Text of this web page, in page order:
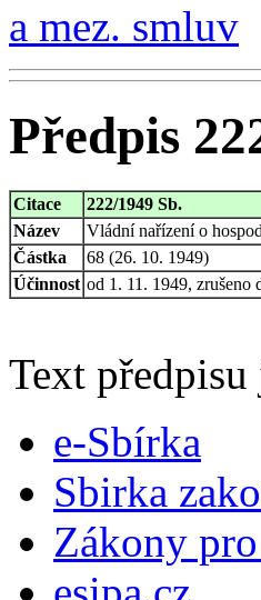
a mez. smluv
Předpis
Citace
222/1949 Sb.
Název
Vládní nařízení o
Částka
68 (26. 10. 1949)
Účinnost od 1. 11. 1949, zrušeno
Text
e-Sbírka
Sbirka
Zákony